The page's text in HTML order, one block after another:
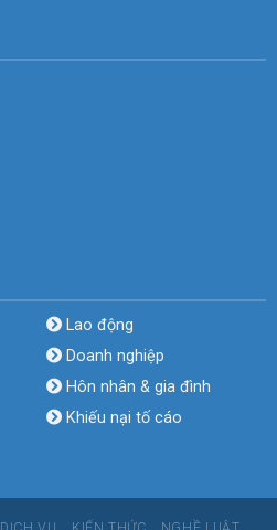
Lao động
Doanh nghiệp
Hôn nhân & gia đình
Khiếu nại tố cáo